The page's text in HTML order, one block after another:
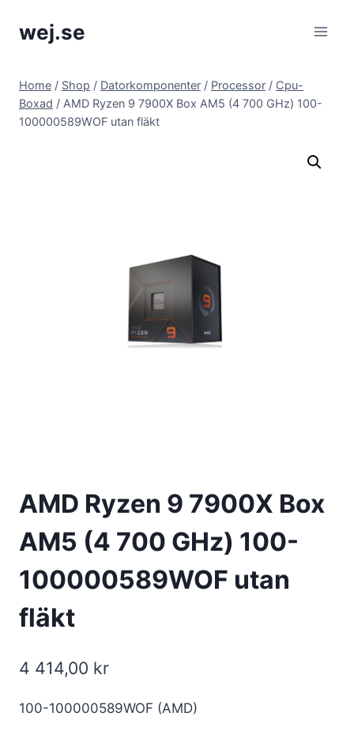
wej.se
Home / Shop / Datorkomponenter / Processor / Cpu-
Boxad / AMD Ryzen 9 7900X Box AM5 (4 700 GHz) 100-
100000589WOF utan fläkt
AMD Ryzen 9 7900X Box
AM5 (4 700 GHz) 100-
100000589WOF utan
fläkt
4 414,00 kr
100-100000589WOF (AMD)